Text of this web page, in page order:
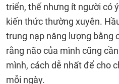
triển, thế nhưng ít người có
kiến thức thường xuyên.
trung nạp năng lượng bằng
rằng não của mình cũng
mình, cách dễ nhất để cho
mỗi ngày.